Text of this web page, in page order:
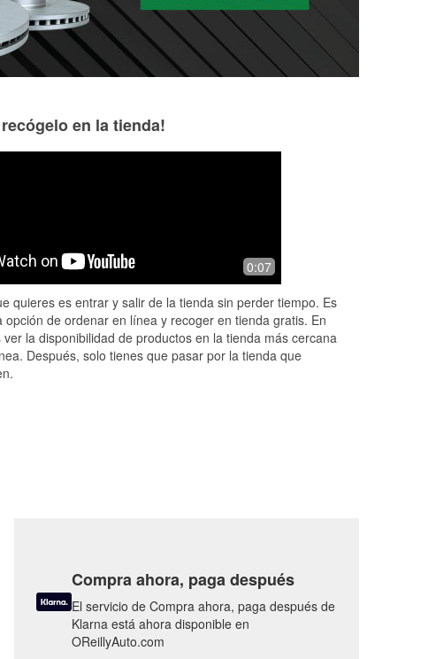
parts
the
I cannot stand the location in LaX. I
always have issues there. This
every single time. I always have a
good s ...Read More
en la tienda!
0:07
quieres es entrar y salir de la tienda sin perder tiempo. Es
de ordenar en línea y recoger en tienda gratis. En
la disponibilidad de productos en la tienda más cercana
Después, solo tienes que pasar por la tienda que
Compra ahora, paga después
El servicio de Compra ahora, paga después de
Klarna está ahora disponible en
OReillyAuto.com